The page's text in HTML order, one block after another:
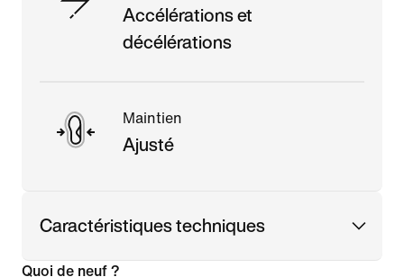
Accélérations et
décélérations
Maintien
Ajusté
Caractéristiques techniques
Quoi de neuf ?